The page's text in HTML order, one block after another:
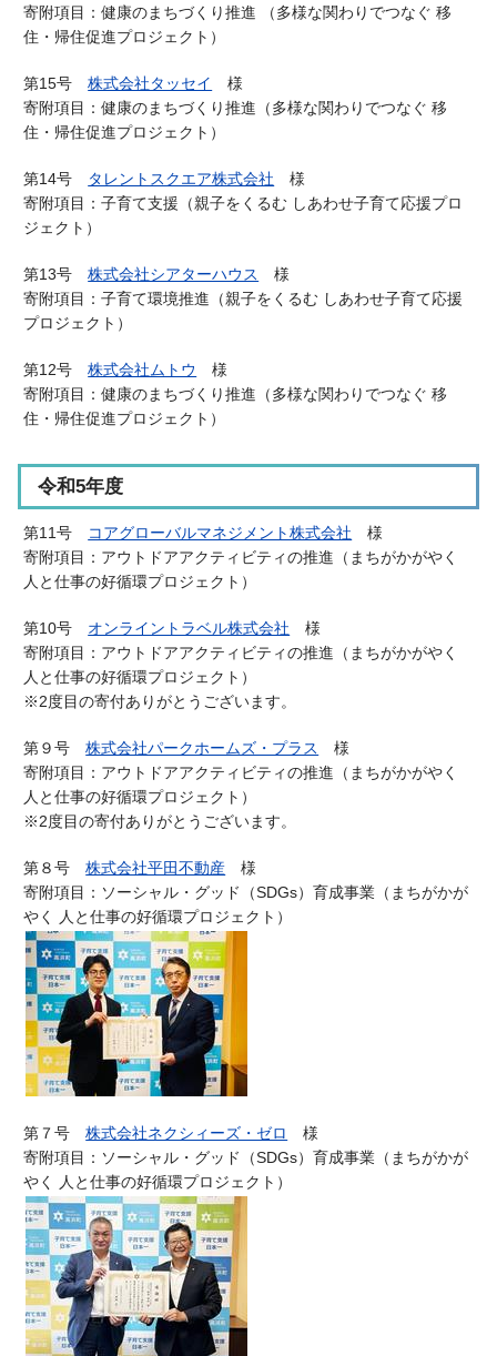
寄附項目：健康のまちづくり推進 （多様な関わりでつなぐ 移
住・帰住促進プロジェクト）
第15号株式会社タッセイ
様
寄附項目：健康のまちづくり推進（多様な関わりでつなぐ 移
住・帰住促進プロジェクト）
第14号 タレントスクエア株式会社 様
寄附項目：子育て支援（親子をくるむ しあわせ子育て応援プロ
ジェクト ）
第13号株式会社シアターハウス
様
寄附項目：子育て環境推進（親子をくるむ しあわせ子育て応援
プロジェクト ）
第12号株式会社ムトウ
様
寄附項目：健康のまちづくり推進（多様な関わりでつなぐ 移
住・帰住促進プロジェクト）
令和5年度
第11号 コアグローバルマネジメント株式会社 様
寄附項目 ：アウトドアアクティビティの推進 （ まちがかがやく
人と仕事の好循環プロジェクト）
第10号 オンライントラベル株式会社 様
寄附項目 ：アウトドアアクティビティの推進 （ まちがかがやく
人と仕事の好循環プロジェクト）
※2度目の寄付ありがとうございます。
第９号株式会社パークホームズ・プラス
様
寄附項目：アウトドアアクティビティの推進 （ まちがかがやく
人と仕事の好循環プロジェクト）
※2度目の寄付ありがとうございます。
第８号株式会社平田不動産 様
寄附項目：ソーシャル・グッド（SDGs）育成事業（ まちがかが
やく 人と仕事の好循環プロジェクト）
第７号株式会社ネクシィーズ・ゼロ
様
寄附項目：ソーシャル・グッド（SDGs）育成事業（ まちがかが
やく 人と仕事の好循環プロジェクト）